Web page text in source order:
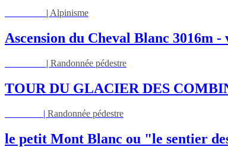
| Alpinisme
Ascension du Cheval Blanc 3016m
| Randonnée pédestre
TOUR DU GLACIER DES
| Randonnée pédestre
le petit Mont Blanc ou "le sentier